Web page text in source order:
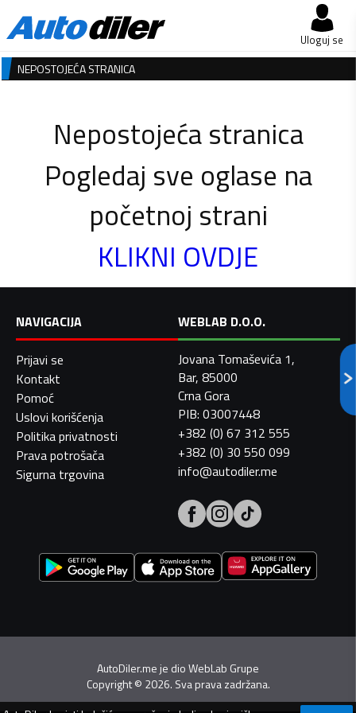
Uloguj se
NEPOSTOJEĆA STRANICA
Nepostojeća stranica
Pogledaj sve oglase na
početnoj strani
KLIKNI OVDJE
NAVIGACIJA
Prijavi se
Kontakt
Pomoć
Uslovi korišćenja
Politika privatnosti
Prava potrošača
Sigurna trgovina
WEBLAB D.O.O.
Jovana Tomaševića 1,
Bar, 85000
Crna Gora
PIB: 03007448
+382 (0) 67 312 555
+382 (0) 30 550 099
info@autodiler.me
AutoDiler.me je dioWebLab Grupe
Copyright© 2026. Sva prava zadržana.